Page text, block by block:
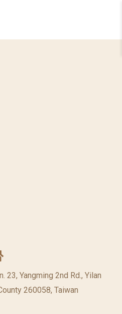
23, Yangming 2nd Rd., Yilan
260058, Taiwan